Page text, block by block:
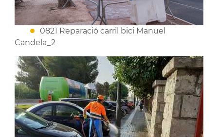
0821 Reparació carril bici Manuel
Candela_2